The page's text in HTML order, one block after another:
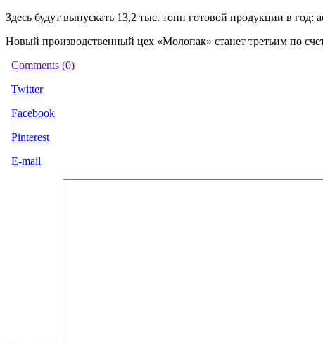
Здесь будут выпускать 13,2 тыс. тонн готовой продукции в
Новый производственный цех «Молопак» станет третьим по
Comments (0)
Twitter
Facebook
Pinterest
E-mail